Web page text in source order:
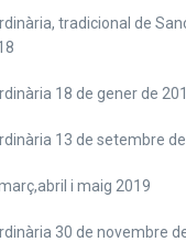
tradicional de
18 de gener de
13 de setembre
i maig 2019
30 de novembre